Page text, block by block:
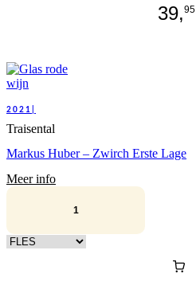
39,95
2021|
Traisental
Markus Huber – Zwirch Erste Lage
Meer info
Kies verpakking